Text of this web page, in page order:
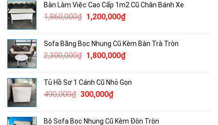
1,900,000₫.là:
1,500,000₫.
Bàn Làm Việc Cao Cấp 1m2 Cũ Chân Bánh Xe
1,860,000₫ Giá
1,860,000₫.
1,200,000₫Giá
là:
1,200,000₫.
Sofa Băng Bọc Nhung Cũ Kèm Bàn Trà Tròn
2,300,000₫ Giá
2,300,000₫.
1,800,000₫Giá
là:
Tủ Hồ Sơ 1 Cánh Cũ Nhỏ Gọn
490,000₫ Giá
300,000₫Giá
Bộ Sofa Bọc Nhung Cũ Kèm Đôn Tròn